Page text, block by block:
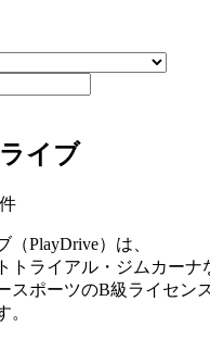
イブ
（PlayDrive）は、
トライアル・ジムカーナ
スポーツのB級ライセン
。